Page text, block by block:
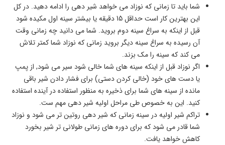
شما باید تا زمانی که نوزاد می خواهد شیر دهی را ادامه دهید. در کل
این بهترین کار است حداقل 15 دقیقه یا بیشتر سینه اول مکیده شود
قبل از اینکه به سراغ سینه دوم بروید. شما می دانید چه زمانی وقت
آن رسیده به سراغ سینه دیگر بروید زمانی که نوزاد شما کمتر تلاش
می کند که سینه را مک بزند.
اگر نوزاد قبل از اینکه سینه های شما خالی شود سیر می شود, از پمپ
یا دست های خود (خالی کردن دستی) برای فشار دادن شیر باقی
مانده از سینه های شما برای ذخیره به منظور استفاده در آینده استفاده
کنید. این به خصوص طی مراحل اولیه شیر دهی مهم ست.
تراکم شیر اولیه در سینه زمانی که شیر دهی روتین تر می شود و نوزاد
شما قادر می شود که برای دوره های زمانی طولانی تر شیر بخورد
کاهش خواهد یافت.